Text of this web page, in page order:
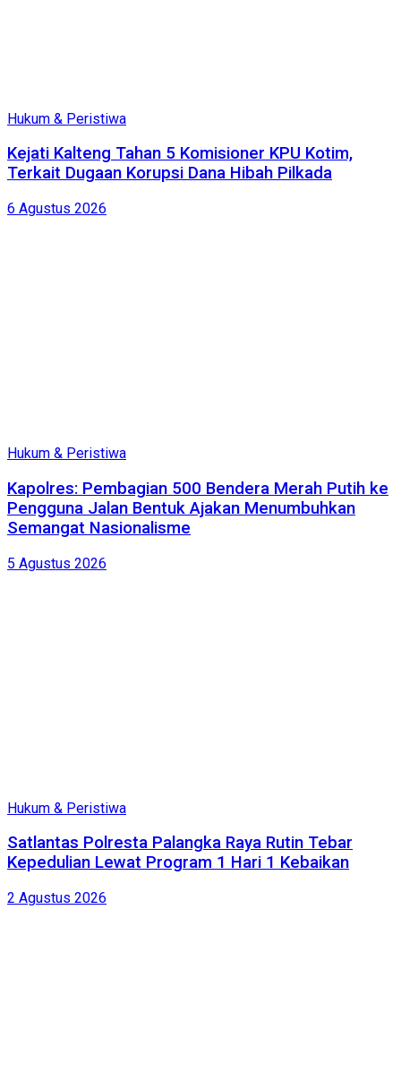
Hukum & Peristiwa
Kejati Kalteng Tahan 5 Komisioner KPU Kotim,
Terkait Dugaan Korupsi Dana Hibah Pilkada
6 Agustus 2026
Hukum & Peristiwa
Kapolres: Pembagian 500 Bendera Merah Putih ke
Pengguna Jalan Bentuk Ajakan Menumbuhkan
Semangat Nasionalisme
5 Agustus 2026
Hukum & Peristiwa
Satlantas Polresta Palangka Raya Rutin Tebar
Kepedulian Lewat Program 1 Hari 1 Kebaikan
2 Agustus 2026